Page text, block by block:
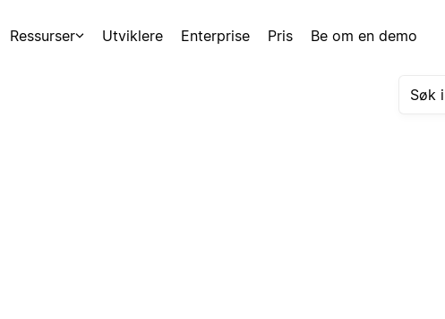
Ressurser Utviklere Enterprise Pris Be om en demo